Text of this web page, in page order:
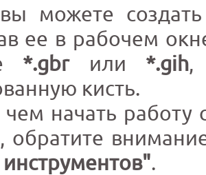
можете
ее в рабочем
*.gbrили *.gih,
кисть.
начать работу
обратите
.